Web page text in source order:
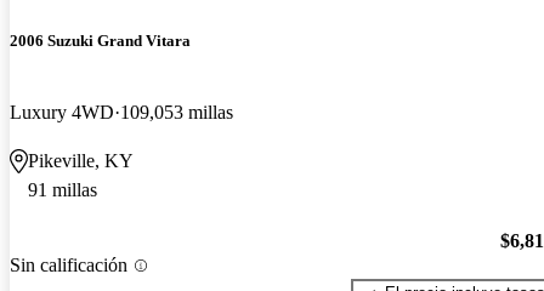
2006 Suzuki Grand Vitara
Luxury 4WD 109,053 millas
Pikeville, KY
91 millas
Sin calificación